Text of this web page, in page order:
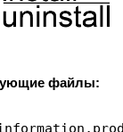
файлы: